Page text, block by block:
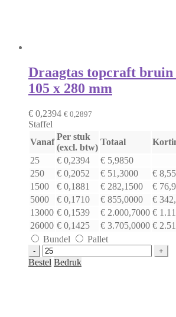
Draagtas topcraft bruin
105 x 280 mm
€ 0,2394 € 0,2897
Staffel
Vanaf
Per stuk
(excl. btw)
Totaal
25
€ 0,2394 € 5,9850
250
€ 0,2052 € 51,3000 €
1500
€ 0,1881 € 282,1500 €
5000
€ 0,1710 € 855,0000 €
13000 € 0,1539 € 2.000,7000 €
26000 € 0,1425 € 3.705,0000 €
Bundel
Pallet
Draagtas
topcraft
Bestel Bedruk